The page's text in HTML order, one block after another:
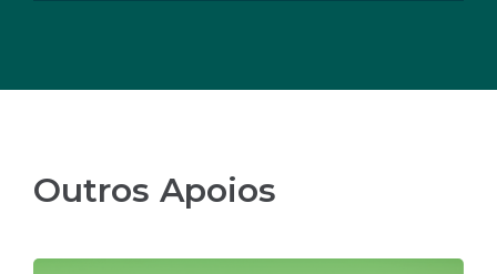
Outros Apoios